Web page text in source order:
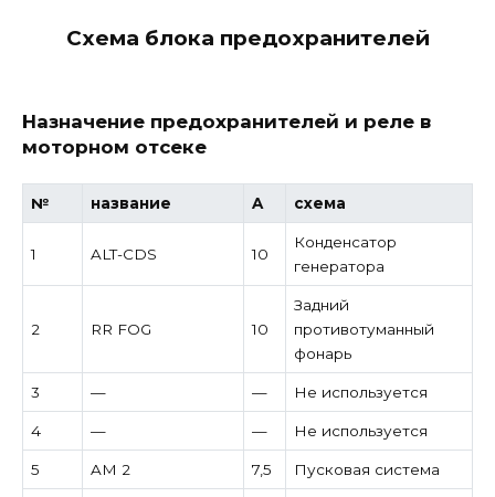
Схема блока предохранителей
Назначение предохранителей и реле в
моторном отсеке
№ название A схема
1 ALT-CDS 10
Конденсатор
генератора
2 RR FOG 10
Задний
противотуманный
фонарь
3 — — Не используется
4 — — Не используется
5 AM 2 7,5 Пусковая система